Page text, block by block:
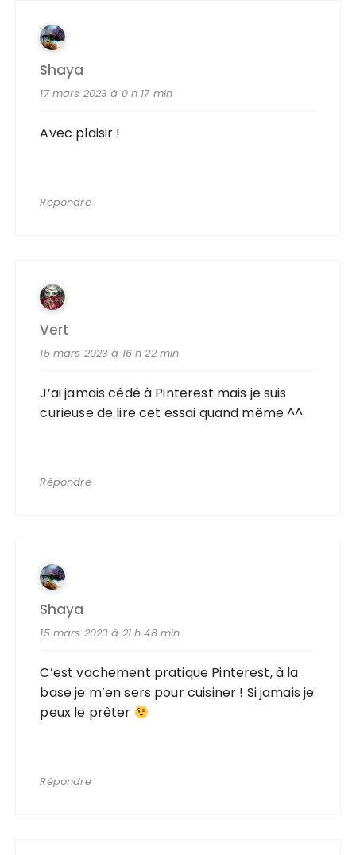
Shaya
17 mars 2023 à 0 h 17 min
Avec plaisir !
Répondre
Vert
15 mars 2023 à 16 h 22 min
J’ai jamais cédé à Pinterest mais je suis
curieuse de lire cet essai quand même ^^
Répondre
Shaya
15 mars 2023 à 21 h 48 min
C’est vachement pratique Pinterest, à la
base je m’en sers pour cuisiner ! Si jamais je
peux le prêter
Répondre